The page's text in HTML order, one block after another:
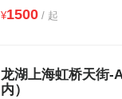
¥1500/ 起
龙湖上海虹桥天街-
内）